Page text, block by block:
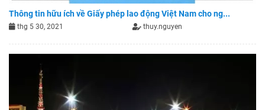
Thông tin hữu ích về Giấy phép lao động Việt Nam cho ng...
thg 5 30, 2021 thuy.nguyen